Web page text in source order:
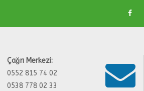
Çağrı Merkezi:
0552 815 74 02
0538 778 02 33